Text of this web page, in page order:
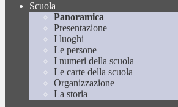
Scuola
Panoramica
Presentazione
I luoghi
Le persone
I numeri della scuola
Le carte della scuola
Organizzazione
La storia